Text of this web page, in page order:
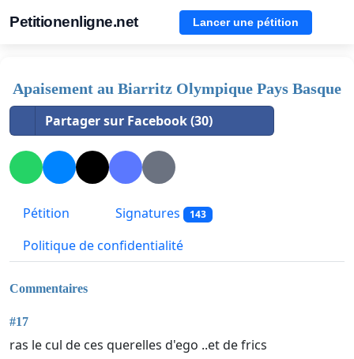
Petitionenligne.net Lancer une pétition
Apaisement au Biarritz Olympique Pays Basque
Partager sur Facebook (30)
Pétition Signatures 143
Politique de confidentialité
Commentaires
#17
ras le cul de ces querelles d'ego ..et de frics